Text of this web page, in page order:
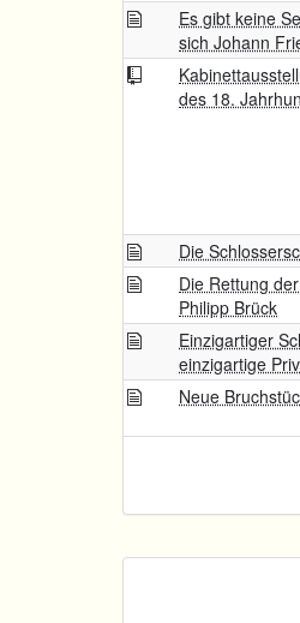
Es gibt keine
sich Johann
des 18.
Die
Die Rettung
Philipp Brück
Einzigartiger
einzigartige
Neue